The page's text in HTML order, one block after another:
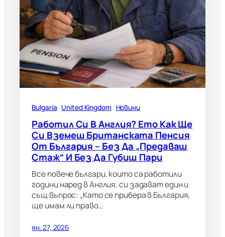
Bulgaria United Kingdom Новини
Работил Си В Англия? Ето Как Ще
Си Вземеш Британската Пенсия
От България – Без Да „предаваш
Стаж“ И Без Да Губиш Пари
Все повече българи, които са работили
години наред в Англия, си задават един и
същ въпрос: „Като се прибера в България,
ще имам ли право…
ян. 27, 2026